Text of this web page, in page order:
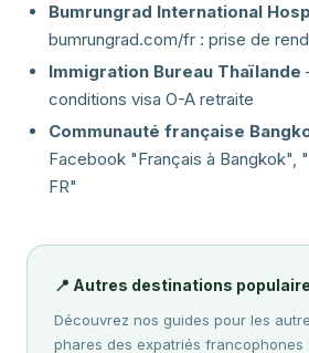
Bumrungrad International
bumrungrad.com/fr : prise de
Immigration Bureau Thaïlande
conditions visa O-A retraite
Communauté française
Facebook "Français à Bangkok",
FR"
📍 Autres destinations
Découvrez nos guides pour les
phares des expatriés francophones :